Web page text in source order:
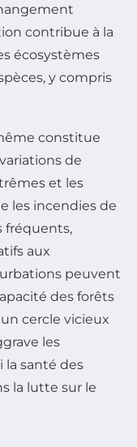
contribue à la
écosystèmes
y compris
constitue
de
et les
les incendies de
fréquents,
aux
peuvent
des forêts
cercle vicieux
les
santé des
la lutte sur le